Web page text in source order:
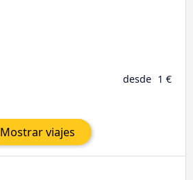
desde 1 €
Mostrar viajes